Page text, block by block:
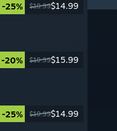
-25% $19.99$14.99
-20% $19.99$15.99
-25% $19.99$14.99